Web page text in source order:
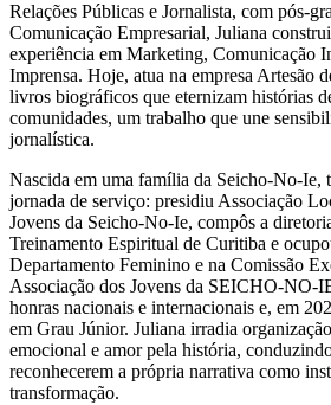
Relações Públicas e Jornalista, com pós-
Comunicação Empresarial, Juliana
experiência em Marketing, Comunicação
Imprensa. Hoje, atua na empresa Artesão
livros biográficos que eternizam histórias
comunidades, um trabalho que une
jornalística.
Nascida em uma família da Seicho-No-Ie,
jornada de serviço: presidiu Associação
Jovens da Seicho-No-Ie, compôs a
Treinamento Espiritual de Curitiba e
Departamento Feminino e na Comissão
Associação dos Jovens da SEICHO-
honras nacionais e internacionais e, em
em Grau Júnior. Juliana irradia
emocional e amor pela história,
reconhecerem a própria narrativa como
transformação.